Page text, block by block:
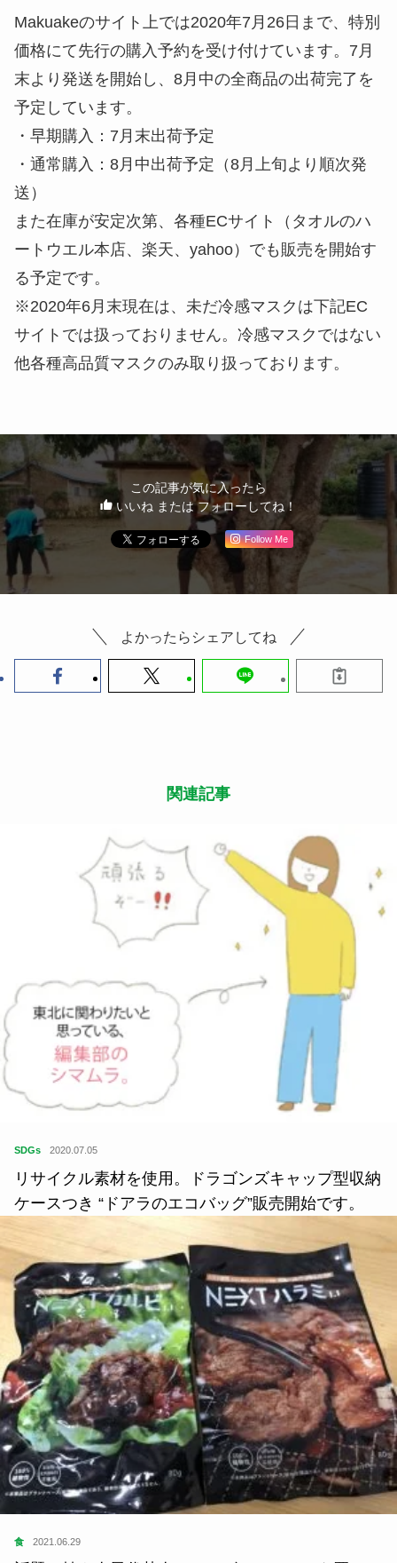
また、顔によりフィットしやすいようにマスクの大
きさは２サイズを用意しています。
今後の予定
Makuakeのサイト上では2020年7月26日まで、特別
価格にて先行の購入予約を受け付けています。7月
末より発送を開始し、8月中の全商品の出荷完了を
予定しています。
・早期購入：7月末出荷予定
・通常購入：8月中出荷予定（8月上旬より順次発
送）
る予定です。
※2020年6月末現在は、未だ冷感マスクは下記EC
サイトでは扱っておりません。冷感マスクではない
他各種高品質マスクのみ取り扱っております。
この記事が気に入ったら
いいね または フォローしてね！
Follow Me